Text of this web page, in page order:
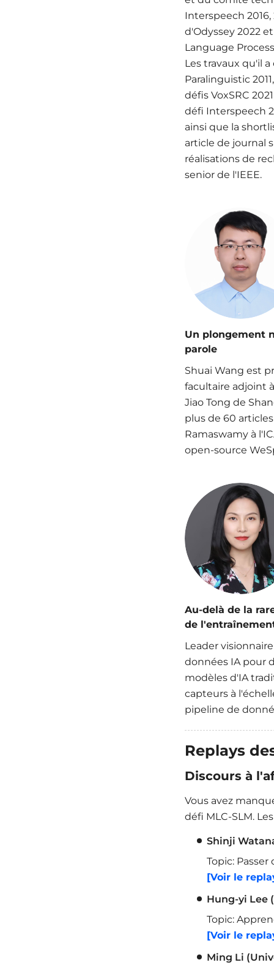
Interspeech
d'Odyssey 2022
Language
Les travaux qu'il
Paralinguistic
défis VoxSRC
défi Interspeech
ainsi que la
article de journal
réalisations de
senior de l'IEEE.
Un plongement
parole
Shuai Wang est
facultaire adjoint
Jiao Tong de
plus de 60
Ramaswamy à
open-source
Au-delà de la
de
Leader
données IA pour
modèles d'IA
capteurs à
pipeline de
Replays
Discours à
Vous avez
défi MLC-SLM.
Shinji
Topic:
[Voir le
Hung-yi Lee
Topic:
[Voir le
Ming Li